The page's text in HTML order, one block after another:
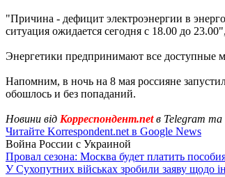
"Причина - дефицит электроэнергии в
ситуация ожидается сегодня с 18.00 до
Энергетики предпринимают все доступные
Напомним, в ночь на 8 мая россияне
обошлось и без попаданий.
Новини від Корреспондент.netв Telegram та
Читайте Korrespondent.net в Google News
Война России с Украиной
Провал сезона: Москва будет платить
У Сухопутних військах зробили заяву щодо